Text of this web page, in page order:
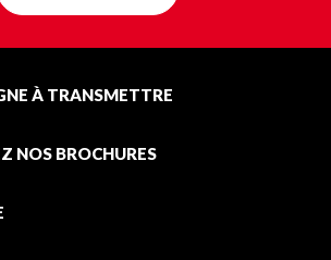
À TRANSMETTRE
NOS BROCHURES